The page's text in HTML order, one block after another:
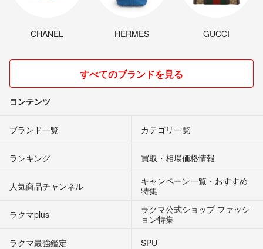
CHANEL HERMES GUCCI
すべてのブランドを見る
コンテンツ
ブランド一覧 カテゴリ一覧
ランキング 買取・相場価格情報
人気商品チャンネル
キャンペーン一覧・おすすめ
特集
ラクマplus
ラクマ公式ショップ ファッシ
ョン特集
ラクマ最強鑑定
SPU